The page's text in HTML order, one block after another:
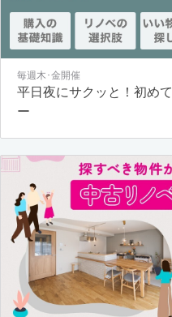
毎週木･金開催
平日夜にサクッと！初め
ー